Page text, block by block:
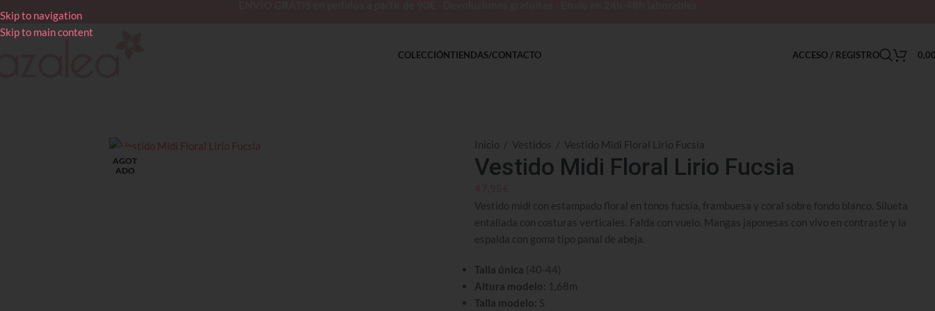
Skip to navigation
Skip to main content
COLECCIÓNTIENDAS/CONTACTO ACCESO / REGISTRO
AGOT
ADO
Inicio / Vestidos / Vestido Midi Floral Lirio Fucsia
Vestido Midi Floral Lirio Fucsia
Vestido midi con estampado floral en tonos fucsia, frambuesa y coral sobre fondo blanco. Silueta
entallada con costuras verticales. Falda con vuelo. Mangas japonesas con vivo en contraste y la
espalda con goma tipo panal de abeja.
Talla única (40-44)
Altura modelo: 1,68m
Talla modelo: S